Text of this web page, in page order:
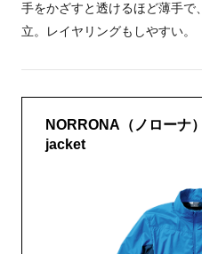
手をかざすと透けるほど薄手で
立。レイヤリングもしやすい。
NORRONA（ノロー
jacket